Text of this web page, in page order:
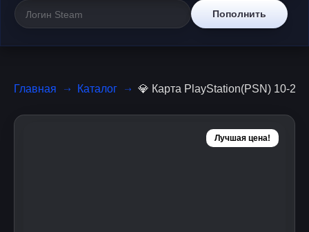
Пополнить
Главная Каталог 💎 Карта PlayStation(PSN) 10-
Лучшая цена!